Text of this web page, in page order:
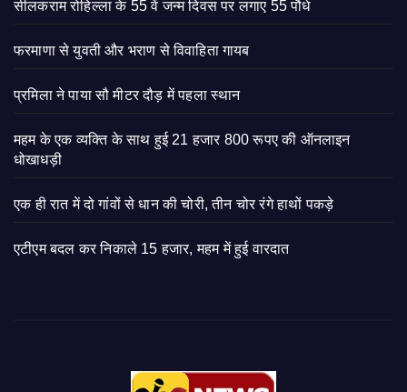
सीलकराम रोहिल्ला के 55 वें जन्म दिवस पर लगाए 55 पौधे
फरमाणा से युवती और भराण से विवाहिता गायब
प्रमिला ने पाया सौ मीटर दौड़ में पहला स्थान
महम के एक व्यक्ति के साथ हुई 21 हजार 800 रूपए की ऑनलाइन
धोखाधड़ी
एक ही रात में दो गांवों से धान की चोरी, तीन चोर रंगे हाथों पकड़े
एटीएम बदल कर निकाले 15 हजार, महम में हुई वारदात